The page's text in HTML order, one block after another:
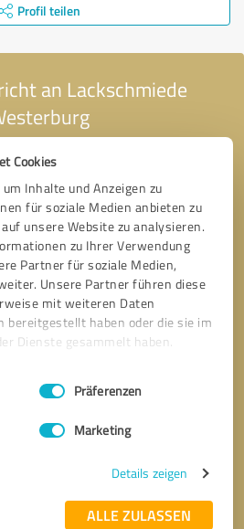
Cookies
Inhalte und Anzeigen zu
für soziale Medien anbieten zu
unsere Website zu analysieren.
zu Ihrer Verwendung
Partner für soziale Medien,
Unsere Partner führen diese
mit weiteren Daten
bereitgestellt haben oder die sie im
Dienste gesammelt haben.
Präferenzen
Marketing
Details zeigen
ALLE ZULASSEN
Profil teilen
an Lackschmiede